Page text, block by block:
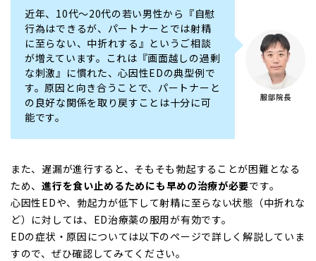
近年、10代〜20代の若い男性から『自慰
行為はできるが、パートナーとでは射精
に至らない、中折れする』というご相談
が増えています。これは『画面越しの過剰
な刺激』に慣れた、心因性EDの典型例で
す。原因と向き合うことで、パートナーと
の良好な関係を取り戻すことは十分に可
能です。
また、遅漏が進行すると、そもそも勃起することが困難となる
ため、進行を食い止めるためにも早めの治療が必要です。
心因性EDや、勃起力が低下して射精に至らない状態（中折れな
ど）に対しては、ED治療薬の服用が有効です。
EDの症状・原因については以下のページで詳しく解説していま
すので、ぜひ確認してみてください。